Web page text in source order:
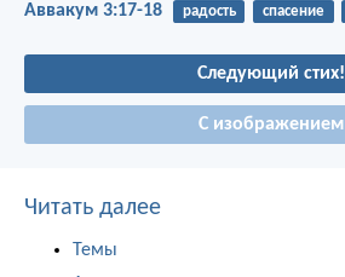
Аввакум 3:17-18 радость спасение
Следующий стих!
С изображением
Читать далее
Темы